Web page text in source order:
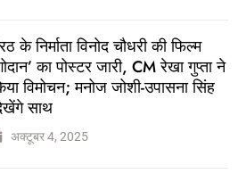
के निर्माता विनोद चौधरी की फिल्म
का पोस्टर जारी, CM रेखा गुप्ता ने
विमोचन; मनोज जोशी-उपासना सिंह
साथ
अक्टूबर 4, 2025